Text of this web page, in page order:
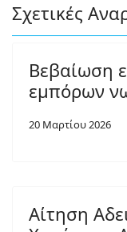
Σχετικές
Βεβαίωση
εμπόρων
20 Μαρτίου 2026
Αίτηση